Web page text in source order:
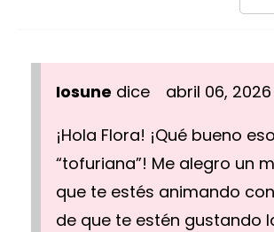
Iosune dice
abril 06,
¡Hola Flora! ¡Qué bueno
“tofuriana”! Me alegro un
que te estés animando
de que te estén gustando